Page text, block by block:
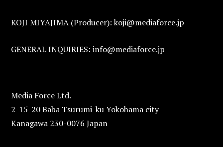
KOJI MIYAJIMA (Producer): koji@mediaforce.jp
GENERAL INQUIRIES: info@mediaforce.jp
Media Force Ltd.
2-15-20 Baba Tsurumi-ku Yokohama city
Kanagawa 230-0076 Japan